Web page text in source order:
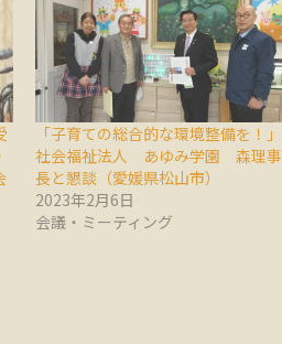
「子育ての総合的な環境整備を！」
社会福祉法人 あゆみ学園 森理事
長と懇談（愛媛県松山市）
2023年2月6日
会議・ミーティング